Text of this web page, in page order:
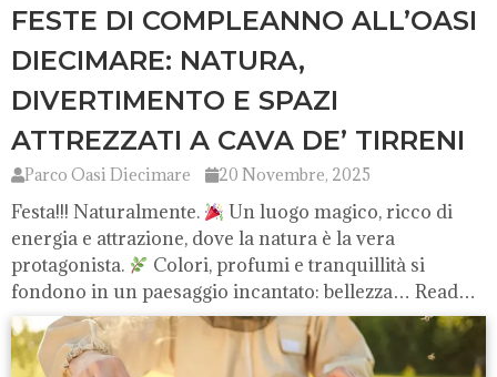
FESTE DI COMPLEANNO ALL’OASI
DIECIMARE: NATURA,
DIVERTIMENTO E SPAZI
ATTREZZATI A CAVA DE’ TIRRENI
Parco Oasi Diecimare 20 Novembre, 2025
Festa!!! Naturalmente.
Un luogo magico, ricco di
energia e attrazione, dove la natura è la vera
protagonista.
Colori, profumi e tranquillità si
fondono in un paesaggio incantato: bellezza… Read…